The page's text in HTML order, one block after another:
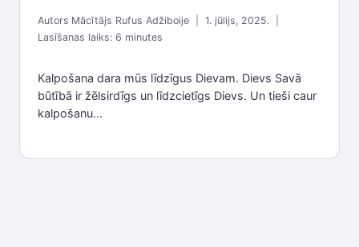
Autors Mācītājs Rufus Adžiboije
1. jūlijs, 2025.
Lasīšanas laiks:6 minutes
Kalpošana dara mūs līdzīgus Dievam. Dievs Savā
būtībā ir žēlsirdīgs un līdzcietīgs Dievs. Un tieši caur
kalpošanu...